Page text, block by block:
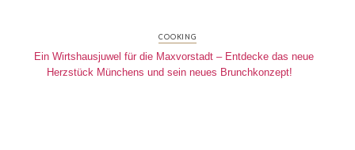
COOKING
Ein Wirtshausjuwel für die Maxvorstadt – Entdecke das neue
Herzstück Münchens und sein neues Brunchkonzept!